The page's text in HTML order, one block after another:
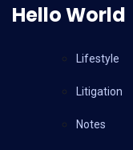
Hello World
Lifestyle
Litigation
Notes